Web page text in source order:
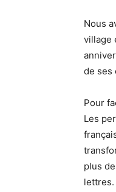
Nous
village
de ses
Pour
Les
plus
lettres.